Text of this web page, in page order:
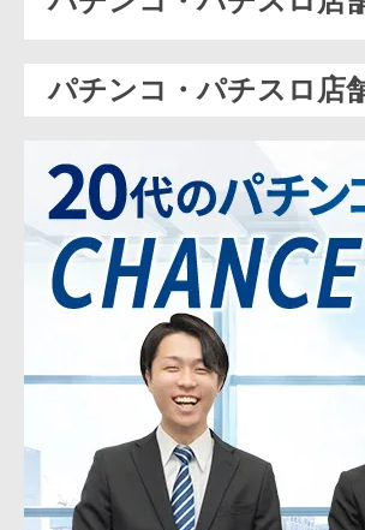
パチンコ・パチスロ店